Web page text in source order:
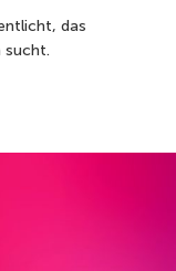
das
sucht.